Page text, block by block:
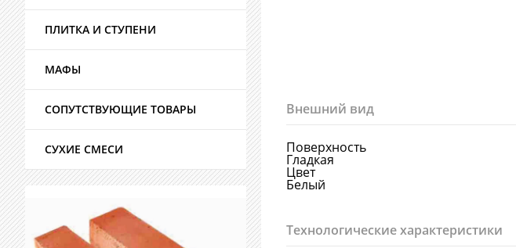
Внешний вид
Поверхность
Гладкая
Цвет
Белый
Технологические характеристики
ПЛИТКА И СТУПЕНИ
МАФЫ
СОПУТСТВУЮЩИЕ ТОВАРЫ
СУХИЕ СМЕСИ